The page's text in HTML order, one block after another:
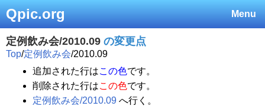
Menu
Qpic.org
定例飲み会/2010.09 の変更点
Top/定例飲み会/2010.09
追加された行はこの色です。
削除された行はこの色です。
定例飲み会/2010.09 へ行く。